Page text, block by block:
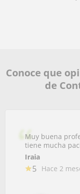
Conoce que
de
Muy buena
tiene mucha
Iraia
5 Hace 2